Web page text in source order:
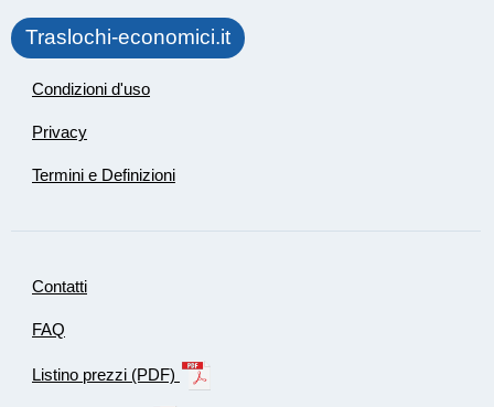
Traslochi-economici.it
Condizioni d'uso
Privacy
Termini e Definizioni
Contatti
FAQ
Listino prezzi (PDF)